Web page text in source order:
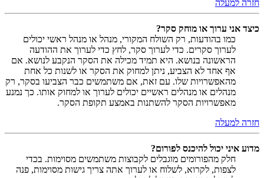
חזרה למעלה
כיצד אני ערוך או מוחק סקר?
כמו בהודעות, רק השולח המקורי, מנהל או מנהל ראשי יכולים
לערוך סקרים. כדי לערוך סקר, לחץ כדי לערוך את ההודעה
הראשונה בנושא. היא תמיד מכילה את הסקר הנקבע לנושא. אם
אף אחד לא הצביע, ניתן למחוק את הסקר או לשנות כל אחת
מהאפשרויות שלו. עם זאת, אם משתמשים כבר הצביעו בסקר, רק
מנהלים או מנהלים ראשיים יכולים לערוך או למחוק אותו. כך נמנע
מאפשרויות הסקר להשתנות באמצע תקופת הסקר.
חזרה למעלה
מדוע איני יכול להיכנס לפורום?
חלק מהפורומים מוגבלים לקבוצות משתמשים מסוימות. בכדי
לצפות, לקרוא, לשלוח או לערוך אתה צריך גישות מסוימות, פנה